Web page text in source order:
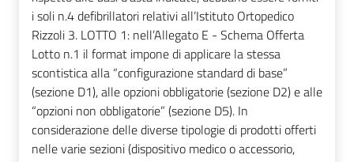
i soli n.4 defibrillatori relativi all’Istituto Ortopedico
Rizzoli 3. LOTTO 1: nell’Allegato E - Schema Offerta
Lotto n.1 il format impone di applicare la stessa
scontistica alla “configurazione standard di base”
(sezione D1), alle opzioni obbligatorie (sezione D2) e alle
“opzioni non obbligatorie” (sezione D5). In
considerazione delle diverse tipologie di prodotti offerti
nelle varie sezioni (dispositivo medico o accessorio,